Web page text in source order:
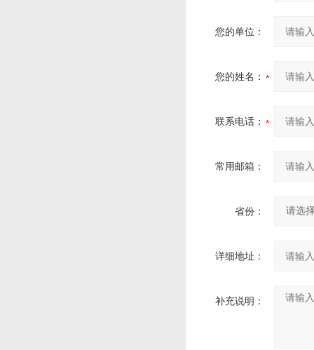
您的单位：
您的姓名：
联系电话：
常用邮箱：
省份：
详细地址：
补充说明：